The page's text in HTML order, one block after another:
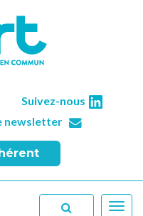
Suivez-nous
newsletter